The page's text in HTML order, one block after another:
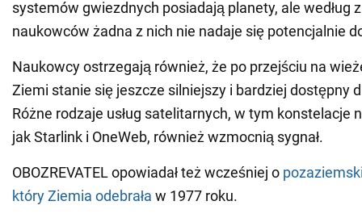
systemów gwiezdnych posiadają planety, ale według
naukowców żadna z nich nie nadaje się potencjalnie
Naukowcy ostrzegają również, że po przejściu na
Ziemi stanie się jeszcze silniejszy i bardziej dostępny
Różne rodzaje usług satelitarnych, w tym konstelacje
jak Starlink i OneWeb, również wzmocnią sygnał.
OBOZREVATEL opowiadał też wcześniej o
który Ziemia odebrała w 1977 roku.